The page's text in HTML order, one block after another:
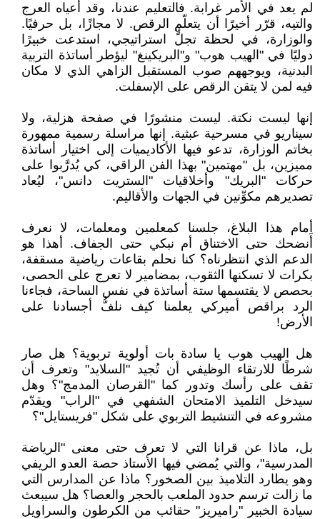
لم يعد في الأمر غرابة. فالتعليم عندنا، وقد أعياه العرج
والتيه، قرّر أخيرًا أن يتعلّم الرقص. لا مجازًا، بل حرفيًا.
والوزارة، في لحظة تجلٍّ استراتيجي، استدعت خبيرًا
دوليًا في "الهيب هوب" و"البريكينغ" ليؤطر أساتذة التربية
البدنية، ويوجههم صوب المستقبل الزاهي الذي لا مكان
فيه لمن لا يتقن الرقص على الإسفلت.
إنها ليست نكتة. ليست منشورًا في صفحة هزلية، ولا
سيناريو في مسرحية عبثية. إنها مراسلة رسمية ممهورة
بخاتم الوزارة، تدعو فيها الأكاديميات إلى اختيار أساتذة
مميزين، بل "مهتمين" بهذا الفن الراقي، كي يُدرَّبوا على
حركات "البريك" وأخلاقيات "الستريت دانس"، ليُعاد
تصديرهم مكوِّنين في الجهات والأقاليم.
أمام هذا البلاغ، جلسنا كمعلمين ومعلمات، لا نعرف
أَنضحك حتى الاختناق أم نبكي حتى الجفاف. أهذا هو
الدعم الذي انتظرناه؟ كنا نحلم بقاعات رياضية مسقفة،
بكرات لا تسكنها الثقوب، بمضامير لا تعرج على الحصى،
بحصص لا يقتسمها ستة أساتذة في نفس الساحة، فجاءنا
الرد براقص أميركي يعلمنا كيف نلفُّ أجسادنا على
الأرض!
هل الهيب هوب يا سادة بات أولوية تربوية؟ هل صار
شرطًا للارتقاء الوظيفي أن تُجيد "السلايد" وتعرف أن
تقف على رأسك وتدور كما "القرصان المدمج"؟ وهل
سيدخل التلميذ الامتحان الشفهي في "الراب" ويقدّم
مشروعه في التنشيط التربوي على شكل "فريستايل"؟
بل، ماذا عن قرانا التي لا تعرف حتى معنى "الرياضة
المدرسية"، والتي يُمضي فيها الأستاذ حصة العدو الريفي
وهو يطارد التلاميذ بين الصخور؟ ماذا عن المدارس التي
ما زالت ترسم حدود الملعب بالحجر والعصا؟ هل سيبعث
سيادة الخبير "راميريز" حقائب من الكرطون والسراويل